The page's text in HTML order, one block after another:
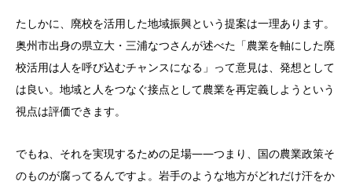
たしかに、廃校を活用した地域振興という提案は一理あります。
奥州市出身の県立大・三浦なつさんが述べた「農業を軸にした廃
校活用は人を呼び込むチャンスになる」って意見は、発想として
は良い。地域と人をつなぐ接点として農業を再定義しようという
視点は評価できます。
でもね、それを実現するための足場――つまり、国の農業政策そ
のものが腐ってるんですよ。岩手のような地方がどれだけ汗をか